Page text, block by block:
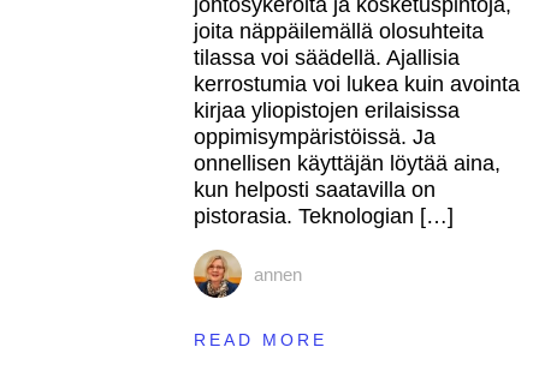
joita näppäilemällä olosuhteita
tilassa voi säädellä. Ajallisia
kerrostumia voi lukea kuin avointa
kirjaa yliopistojen erilaisissa
oppimisympäristöissä. Ja
onnellisen käyttäjän löytää aina,
kun helposti saatavilla on
pistorasia. Teknologian […]
annen
READ MORE